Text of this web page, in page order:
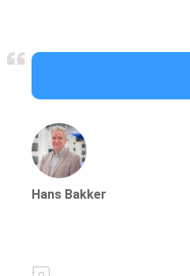
Hans Bakker